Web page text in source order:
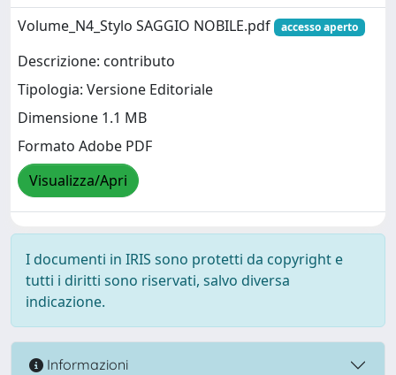
Volume_N4_Stylo SAGGIO NOBILE.pdf
accesso aperto
Descrizione: contributo
Tipologia: Versione Editoriale
Dimensione 1.1 MB
Formato Adobe PDF
Visualizza/Apri
I documenti in IRIS sono protetti da copyright e
tutti i diritti sono riservati, salvo diversa
indicazione.
Informazioni